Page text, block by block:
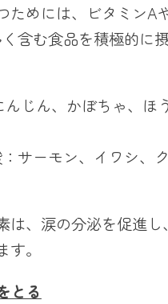
ためには、ビタミンA
含む食品を積極的に
んじん、かぼちゃ、ほ
サーモン、イワシ、
は、涙の分泌を促進し
。
とる